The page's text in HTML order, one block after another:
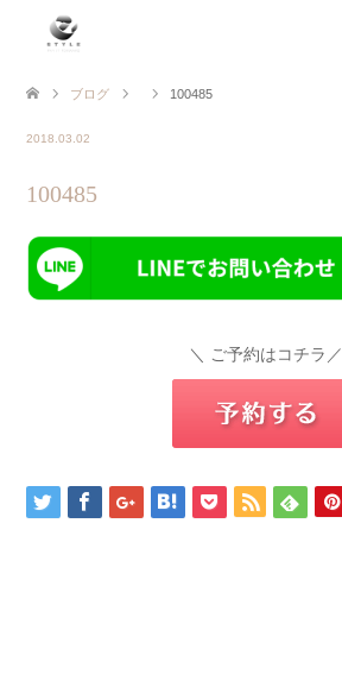
ブログ 100485
2018.03.02
100485
＼ ご予約はコチラ／